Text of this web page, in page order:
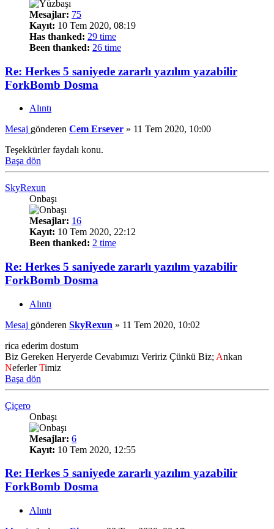
Mesajlar: 75
Kayıt: 10 Tem 2020, 08:19
Has thanked: 29 time
Been thanked: 26 time
Re: Herkes 5 saniyede zararlı yazılım yazabilir
ForkBomb Dosma
Alıntı
Mesaj gönderen Cem Ersever » 11 Tem 2020, 10:00
Teşekkürler faydalı konu.
Başa dön
SkyRexun
Onbaşı
Mesajlar: 16
Kayıt: 10 Tem 2020, 22:12
Been thanked: 2 time
Re: Herkes 5 saniyede zararlı yazılım yazabilir
ForkBomb Dosma
Alıntı
Mesaj gönderen SkyRexun » 11 Tem 2020, 10:02
rica ederim dostum
Biz Gereken Heryerde Cevabımızı Veririz Çünkü Biz; Ankan
NeferlerTimiz
Başa dön
Çiçero
Onbaşı
Mesajlar: 6
Kayıt: 10 Tem 2020, 12:55
Re: Herkes 5 saniyede zararlı yazılım yazabilir
ForkBomb Dosma
Alıntı